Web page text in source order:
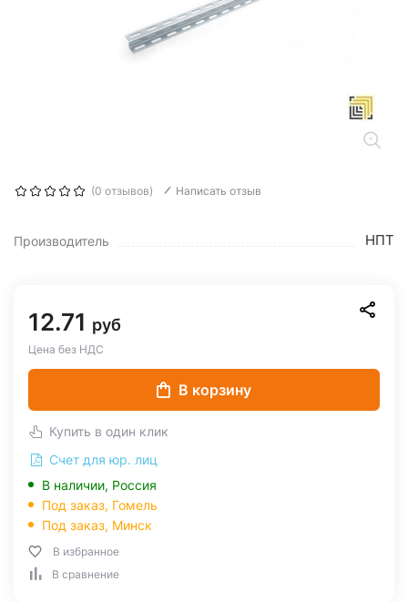
(0 отзывов) Написать отзыв
Производитель НПТ
12.71 руб
Цена без НДС
В корзину
Купить в один клик
Счет для юр. лиц
В наличии, Россия
Под заказ, Гомель
Под заказ, Минск
В избранное
В сравнение